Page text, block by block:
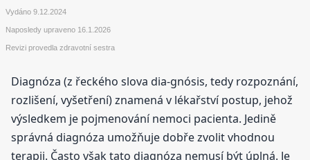
Vydáno 9.12.2024
Naposledy upraveno 16.1.2026
Revizi provedla zdravotní sestra
Diagnóza (z řeckého slova dia-gnósis, tedy rozpoznání,
rozlišení, vyšetření) znamená v lékařství postup, jehož
výsledkem je pojmenování nemoci pacienta. Jedině
správná diagnóza umožňuje dobře zvolit vhodnou
terapii. Často však tato diagnóza nemusí být úplná. Je